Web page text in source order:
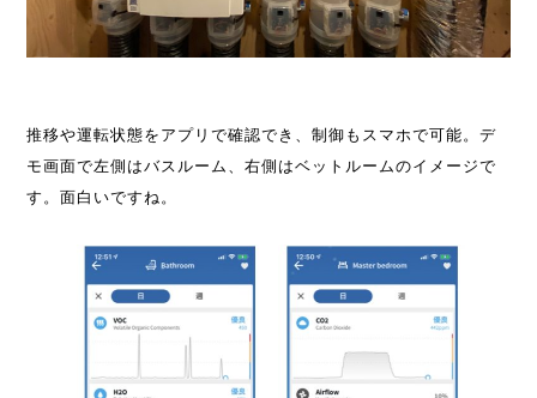
推移や運転状態をアプリで確認でき、制御もスマホで可能。デ
モ画面で左側はバスルーム、右側はベットルームのイメージで
す。面白いですね。